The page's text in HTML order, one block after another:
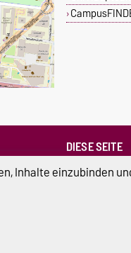
DIESE SEITE
Vorlesen
Inhalte einzubinden